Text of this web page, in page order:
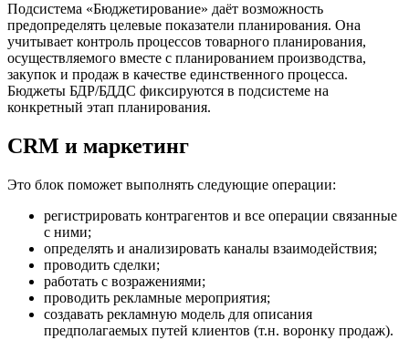
Подсистема «Бюджетирование» даёт возможность
предопределять целевые показатели планирования. Она
учитывает контроль процессов товарного планирования,
осуществляемого вместе с планированием производства,
закупок и продаж в качестве единственного процесса.
Бюджеты БДР/БДДС фиксируются в подсистеме на
конкретный этап планирования.
CRM и маркетинг
Это блок поможет выполнять следующие операции:
регистрировать контрагентов и все операции связанные
с ними;
определять и анализировать каналы взаимодействия;
проводить сделки;
работать с возражениями;
проводить рекламные мероприятия;
создавать рекламную модель для описания
предполагаемых путей клиентов (т.н. воронку продаж).